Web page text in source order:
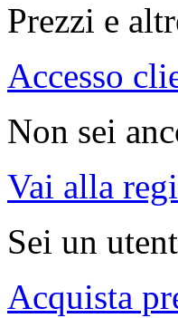
Prezzi e
Accesso
Non sei
Vai alla
Sei un
Acquista